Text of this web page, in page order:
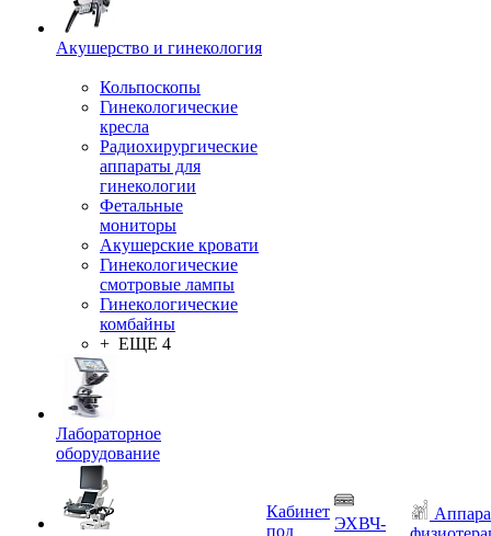
Акушерство и гинекология
Кольпоскопы
Гинекологические
кресла
Радиохирургические
аппараты для
гинекологии
Фетальные
мониторы
Акушерские кровати
Гинекологические
смотровые лампы
Гинекологические
комбайны
+ ЕЩЕ 4
Лабораторное
оборудование
Кабинет
под
ЭХВЧ-